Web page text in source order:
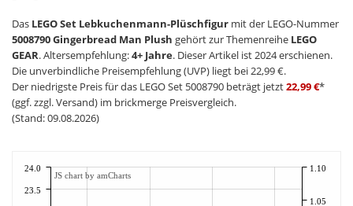
Das LEGO Set Lebkuchenmann-Plüschfigur mit der LEGO-Nummer
5008790 Gingerbread Man Plush gehört zur Themenreihe LEGO
GEAR. Altersempfehlung:4+ Jahre. Dieser Artikel ist 2024 erschienen.
Die unverbindliche Preisempfehlung (UVP) liegt bei 22,99 €.
Der niedrigste Preis für das LEGO Set 5008790 beträgt jetzt22,99 €*
(ggf. zzgl. Versand) im brickmerge Preisvergleich.
(Stand: 09.08.2026)
23.5
24.0
1.05
1.10
JS chart by amCharts